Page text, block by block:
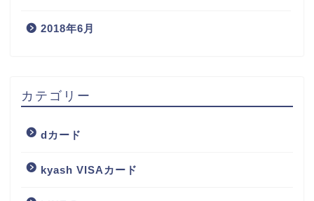
2018年6月
カテゴリー
dカード
kyash VISAカード